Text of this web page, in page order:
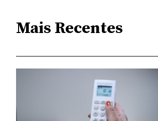
Mais Recentes